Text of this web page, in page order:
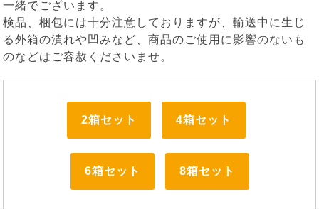
一緒でございます。
検品、梱包には十分注意しておりますが、輸送中に生じ
る外箱の潰れや凹みなど、商品のご使用に影響のないも
のなどはご容赦くださいませ。
2箱セット 4箱セット
6箱セット 8箱セット